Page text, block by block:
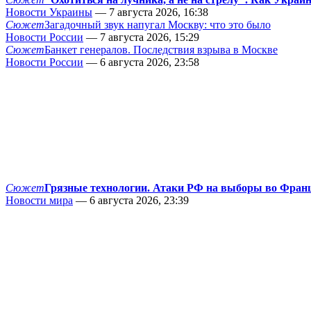
Новости Украины — 7 августа 2026, 16:38
СюжетЗагадочный звук напугал Москву: что это было
Новости России — 7 августа 2026, 15:29
СюжетБанкет генералов. Последствия взрыва в Москве
Новости России — 6 августа 2026, 23:58
СюжетГрязные технологии. Атаки РФ на выборы во
Новости мира — 6 августа 2026, 23:39